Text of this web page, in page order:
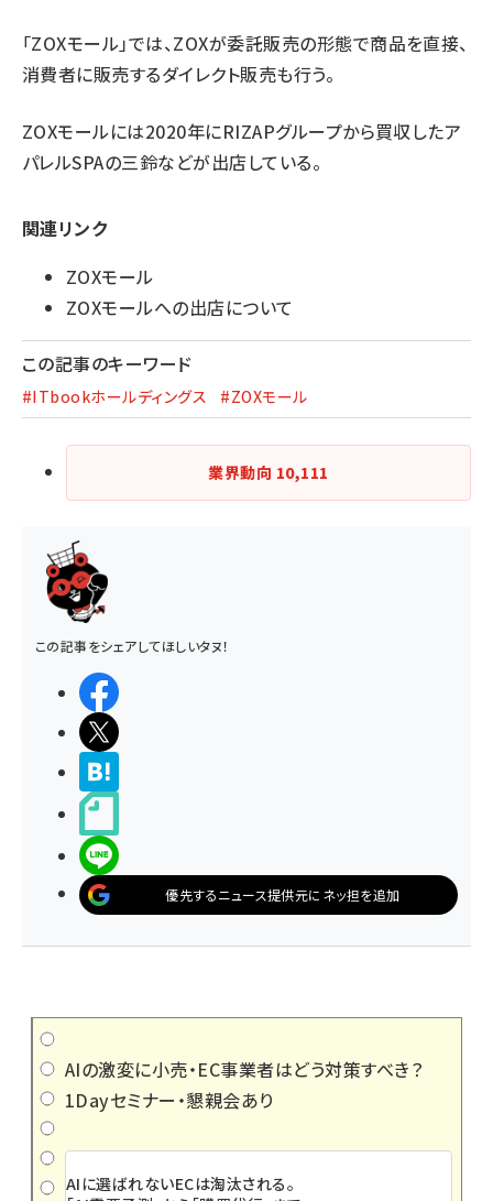
「ZOXモール」では、ZOXが委託販売の形態で商品を直接、
消費者に販売するダイレクト販売も行う。
ZOXモールには2020年にRIZAPグループから買収したア
パレルSPAの三鈴などが出店している。
関連リンク
ZOXモール
ZOXモールへの出店について
この記事のキーワード
#ITbookホールディングス #ZOXモール
業界動向 10,111
この記事をシェアしてほしいタヌ！
優先するニュース提供元にネッ担を追加
AIの激変に小売・EC事業者はどう対策すべき？
1Dayセミナー・懇親会あり
AIに選ばれないECは淘汰される。